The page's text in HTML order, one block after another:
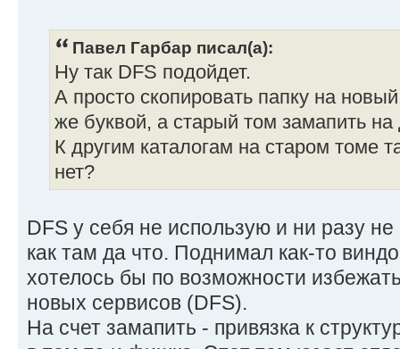
Павел Гарбар писал(а):
Ну так DFS подойдет.
А просто скопировать папку на
же буквой, а старый том замапить
К другим каталогам на старом томе
нет?
DFS у себя не использую и ни разу
как там да что. Поднимал как-то
хотелось бы по возможности
новых сервисов (DFS).
На счет замапить - привязка к